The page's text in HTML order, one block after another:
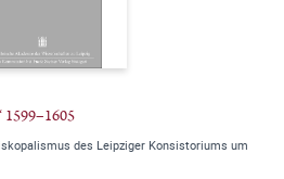
1599–1605
des Leipziger Konsistoriums um